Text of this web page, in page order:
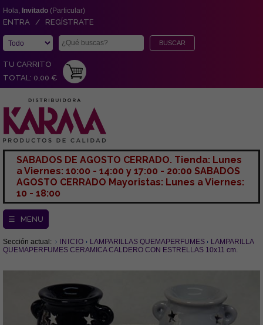
Hola, Invitado (Particular)
ENTRA / REGÍSTRATE
TU CARRITO
TOTAL: 0,00 €
SABADOS DE AGOSTO CERRADO. Tienda: Lunes
a Viernes: 10:00 - 14:00 y 17:00 - 20:00 SABADOS
AGOSTO CERRADO Mayoristas: Lunes a Viernes:
10 - 18:00
☰ MENU
Sección actual: INICIO LAMPARILLAS QUEMAPERFUMES
LAMPARILLA
QUEMAPERFUMES CERAMICA CALDERO CON ESTRELLAS 10x11 cm.